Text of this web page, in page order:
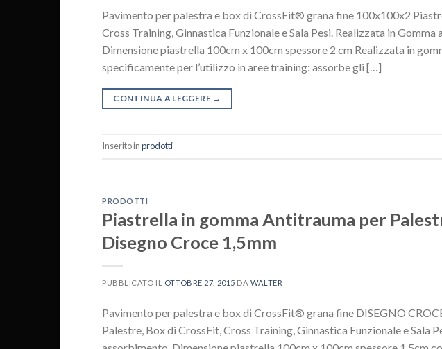
Pavimento per palestra e box di CrossFit® grana fine 100x100x2
Cross Training, Ginnastica Funzionale e Sala Pesi. Realizzata in
Dimensione piastrella 100cm x 100cm spessore 2 cm Realizzata in
specificamente per l’utilizzo in aree training: assorbe gli […]
CONTINUA A LEGGERE →
Inserito inprodotti
PRODOTTI
Piastrella in gomma Antitrauma per
Disegno Croce 1,5mm
PUBBLICATO IL OTTOBRE 27, 2015 DAWALTER
Pavimento per palestra e box di CrossFit® grana fine DISEGNO
Palestre, Box di CrossFit, Cross Training, Ginnastica Funzionale e Sala